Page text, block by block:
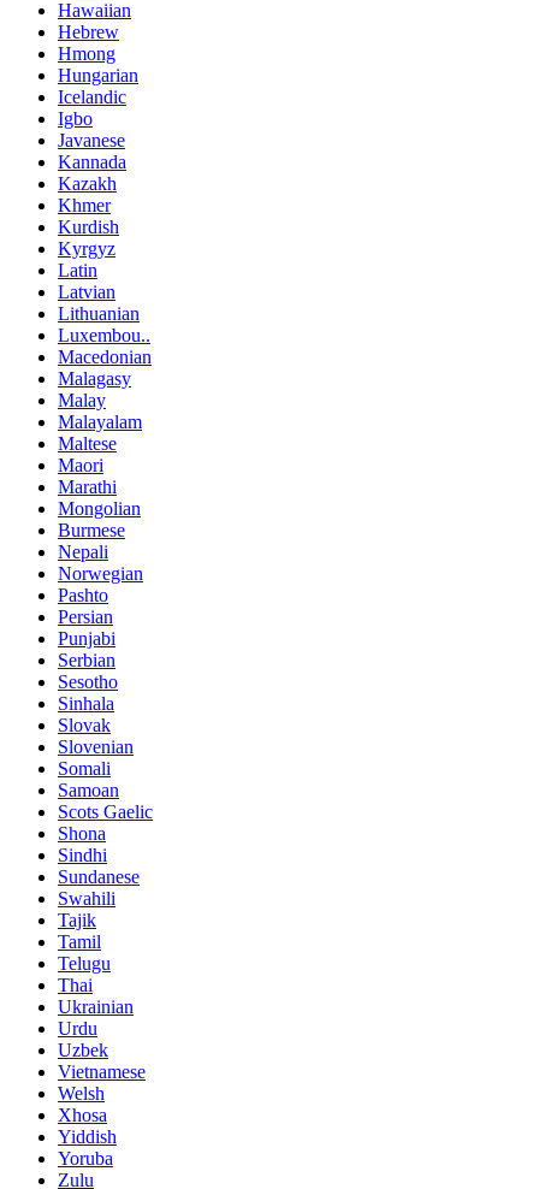
Hawaiian
Hebrew
Hmong
Hungarian
Icelandic
Igbo
Javanese
Kannada
Kazakh
Khmer
Kurdish
Kyrgyz
Latin
Latvian
Lithuanian
Luxembou..
Macedonian
Malagasy
Malay
Malayalam
Maltese
Maori
Marathi
Mongolian
Burmese
Nepali
Norwegian
Pashto
Persian
Punjabi
Serbian
Sesotho
Sinhala
Slovak
Slovenian
Somali
Samoan
Scots Gaelic
Shona
Sindhi
Sundanese
Swahili
Tajik
Tamil
Telugu
Thai
Ukrainian
Urdu
Uzbek
Vietnamese
Welsh
Xhosa
Yiddish
Yoruba
Zulu